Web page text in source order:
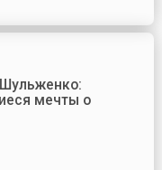
мечты о